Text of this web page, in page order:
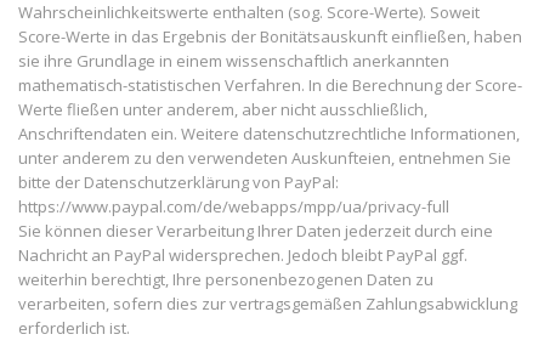
Wahrscheinlichkeitswerte enthalten (sog. Score-Werte). Soweit
Score-Werte in das Ergebnis der Bonitätsauskunft einfließen, haben
sie ihre Grundlage in einem wissenschaftlich anerkannten
mathematisch-statistischen Verfahren. In die Berechnung der Score-
Werte fließen unter anderem, aber nicht ausschließlich,
Anschriftendaten ein. Weitere datenschutzrechtliche Informationen,
unter anderem zu den verwendeten Auskunfteien, entnehmen Sie
bitte der Datenschutzerklärung von PayPal:
https://www.paypal.com/de/webapps/mpp/ua/privacy-full
Sie können dieser Verarbeitung Ihrer Daten jederzeit durch eine
Nachricht an PayPal widersprechen. Jedoch bleibt PayPal ggf.
weiterhin berechtigt, Ihre personenbezogenen Daten zu
verarbeiten, sofern dies zur vertragsgemäßen Zahlungsabwicklung
erforderlich ist.